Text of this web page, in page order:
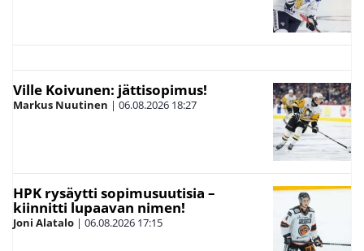
Ville Koivunen: jättisopimus!
Markus Nuutinen | 06.08.2026 18:27
HPK rysäytti sopimusuutisia –
kiinnitti lupaavan nimen!
Joni Alatalo | 06.08.2026 17:15